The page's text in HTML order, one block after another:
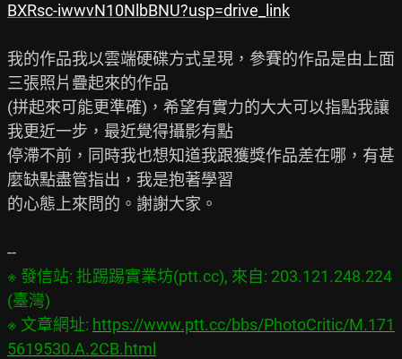
BXRsc-iwwvN10NlbBNU?usp=drive_link
我的作品我以雲端硬碟方式呈現，參賽的作品是由上面
三張照片疊起來的作品
(拼起來可能更準確)，希望有實力的大大可以指點我讓
我更近一步，最近覺得攝影有點
停滯不前，同時我也想知道我跟獲獎作品差在哪，有甚
麼缺點盡管指出，我是抱著學習
的心態上來問的。謝謝大家。
※ 發信站: 批踢踢實業坊(ptt.cc), 來自: 203.121.248.224
(臺灣)
※ 文章網址: https://www.ptt.cc/bbs/PhotoCritic/M.171
5619530.A.2CB.html